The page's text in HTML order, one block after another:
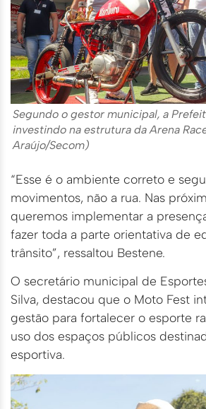
Segundo o gestor municipal, a
investindo na estrutura da Arena
Araújo/Secom)
“Esse é o ambiente correto e
movimentos, não a rua. Nas
queremos implementar a
fazer toda a parte orientativa de
trânsito”, ressaltou Bestene.
O secretário municipal de
Silva, destacou que o Moto Fest
gestão para fortalecer o esporte
uso dos espaços públicos
esportiva.